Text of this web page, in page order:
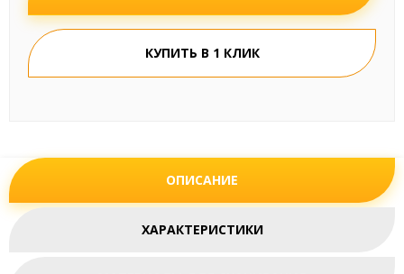
КУПИТЬ В 1 КЛИК
ОПИСАНИЕ
ХАРАКТЕРИСТИКИ